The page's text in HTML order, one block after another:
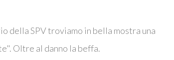
della SPV troviamo in bella mostra una
Oltre al danno la beffa.